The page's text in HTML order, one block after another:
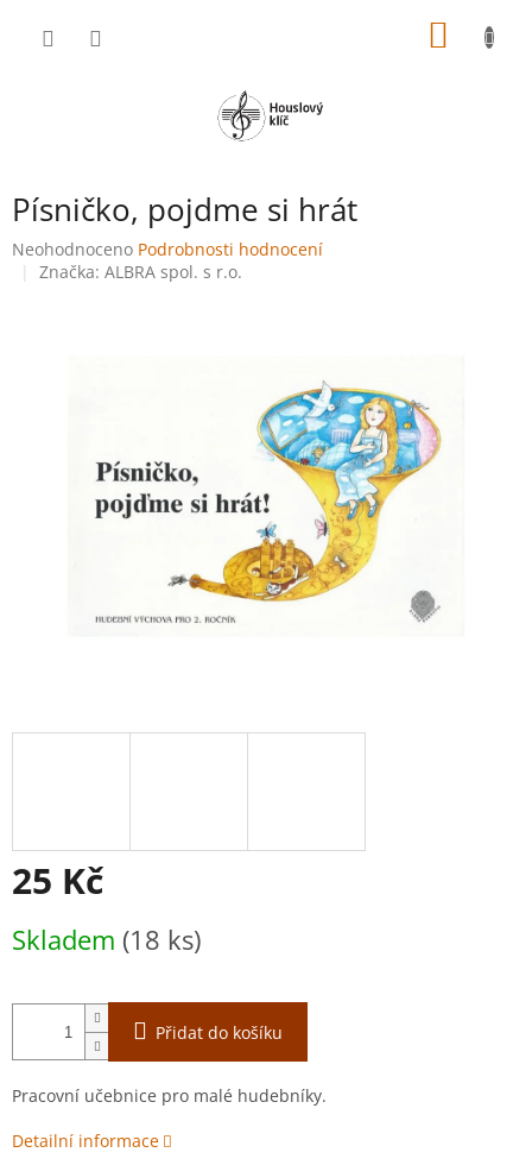
Písničko, pojdme si hrát
Průměrné
hodnocení
Neohodnoceno Podrobnosti hodnocení
Značka: ALBRA spol. s r.o.
25 Kč
cena:
Skladem (18 ks)
Přidat do košíku
Pracovní učebnice pro malé hudebníky.
Detailní informace